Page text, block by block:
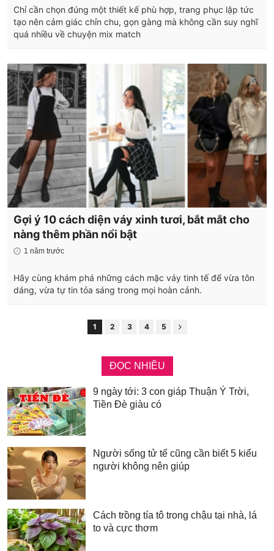
Chỉ cần chọn đúng một thiết kế phù hợp, trang phục lập tức
tạo nên cảm giác chỉn chu, gọn gàng mà không cần suy nghĩ
quá nhiều về chuyện mix match
Gợi ý 10 cách diện váy xinh tươi, bắt mắt cho
nàng thêm phần nổi bật
1 năm trước
Hãy cùng khám phá những cách mặc váy tinh tế để vừa tôn
dáng, vừa tự tin tỏa sáng trong mọi hoàn cảnh.
1 2 3 4 5
ĐỌC NHIỀU
9 ngày tới: 3 con giáp Thuận Ý Trời,
Tiền Đè giàu có
Người sống tử tế cũng cần biết 5 kiểu
người không nên giúp
Cách trồng tía tô trong chậu tại nhà, lá
to và cực thơm